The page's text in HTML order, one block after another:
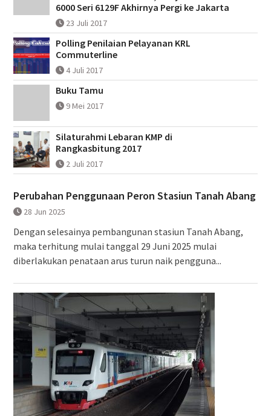
6000 Seri 6129F Akhirnya Pergi ke Jakarta
23 Juli 2017
Polling Penilaian Pelayanan KRL
Commuterline
4 Juli 2017
Buku Tamu
9 Mei 2017
Silaturahmi Lebaran KMP di
Rangkasbitung 2017
2 Juli 2017
Perubahan Penggunaan Peron Stasiun Tanah Abang
28 Jun 2025
Dengan selesainya pembangunan stasiun Tanah Abang,
maka terhitung mulai tanggal 29 Juni 2025 mulai
diberlakukan penataan arus turun naik pengguna...